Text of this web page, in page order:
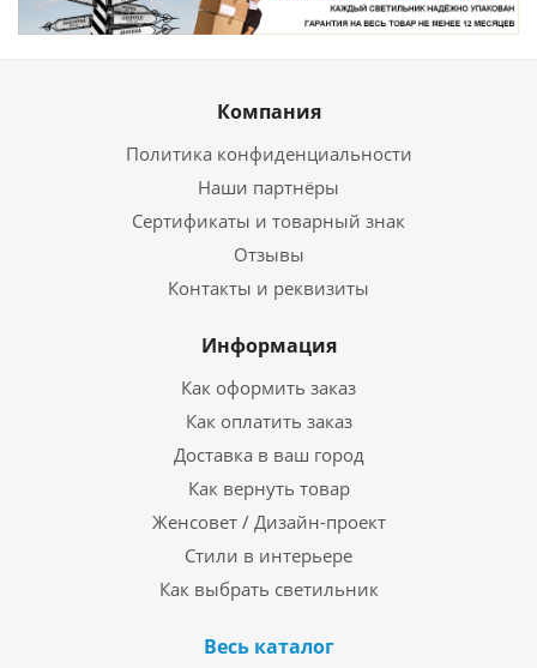
Компания
Политика конфиденциальности
Наши партнёры
Сертификаты и товарный знак
Отзывы
Контакты и реквизиты
Информация
Как оформить заказ
Как оплатить заказ
Доставка в ваш город
Как вернуть товар
Женсовет / Дизайн-проект
Стили в интерьере
Как выбрать светильник
Весь каталог